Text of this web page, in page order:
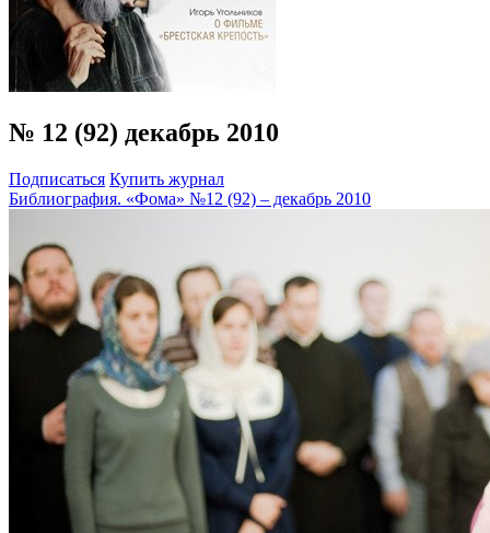
№ 12 (92) декабрь 2010
Подписаться Купить журнал
Библиография. «Фома» №12 (92) – декабрь 2010